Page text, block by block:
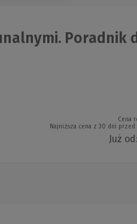
Poradnik
Cena
Najniższa cena z 30 dni przed
Już od: